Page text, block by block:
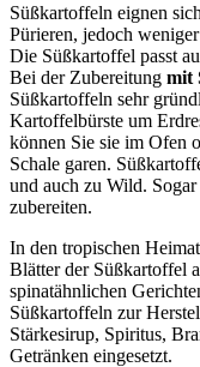
Süßkartoffeln eignen
Pürieren, jedoch
Die Süßkartoffel passt
Bei der Zubereitung mit
Süßkartoffeln sehr
Kartoffelbürste um
können Sie sie im Ofen
Schale garen.
und auch zu Wild.
zubereiten.
In den tropischen
Blätter der Süßkartoffel
spinatähnlichen
Süßkartoffeln zur
Stärkesirup, Spiritus,
Getränken eingesetzt.